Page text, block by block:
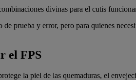
divinas para el cutis
prueba y error, pero para quienes
el FPS
la piel de las quemaduras, el